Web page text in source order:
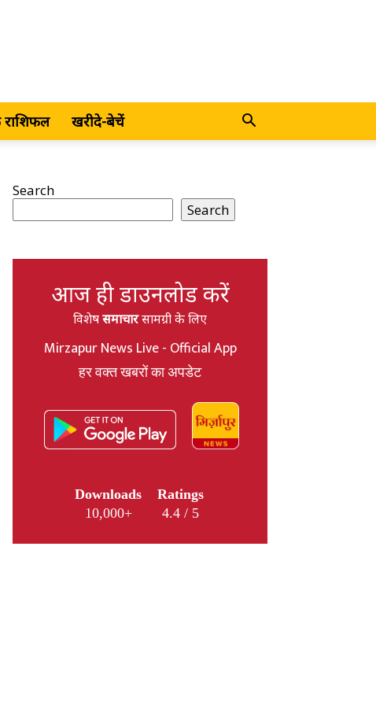
राशिफल खरीदे-बेचें
Search
Search
आज ही डाउनलोड करें
विशेषसमाचारसामग्री के लिए
Mirzapur News Live - Official App
हर वक्त खबरों का अपडेट
Downloads
10,000+
Ratings
4.4 / 5